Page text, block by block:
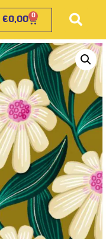
€0,00 0